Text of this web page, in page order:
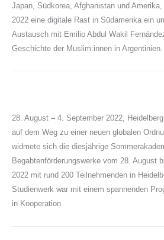
Japan, Südkorea, Afghanistan und
2022 eine digitale Rast in Südamerika ein
Austausch mit Emilio Abdul Wakil
Geschichte der Muslim:innen in
28. August – 4. September 2022,
auf dem Weg zu einer neuen globalen
widmete sich die diesjährige
Begabtenförderungswerke vom 28. August
2022 mit rund 200 Teilnehmenden in
Studienwerk war mit einem spannenden
in Kooperation